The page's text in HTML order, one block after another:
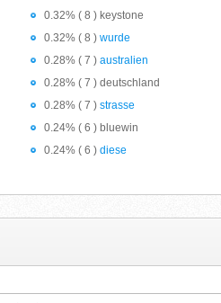
0.32% ( 8 ) keystone
0.32% ( 8 ) wurde
0.28% ( 7 ) australien
0.28% ( 7 ) deutschland
0.28% ( 7 ) strasse
0.24% ( 6 ) bluewin
0.24% ( 6 ) diese